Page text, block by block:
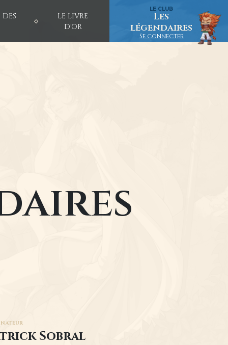
Créer un nouveau compte Réinitialiser votre mot de passe
LE LIVRE
D'OR
LE CLUB
Les
légendaires
Se connecter
Sobral